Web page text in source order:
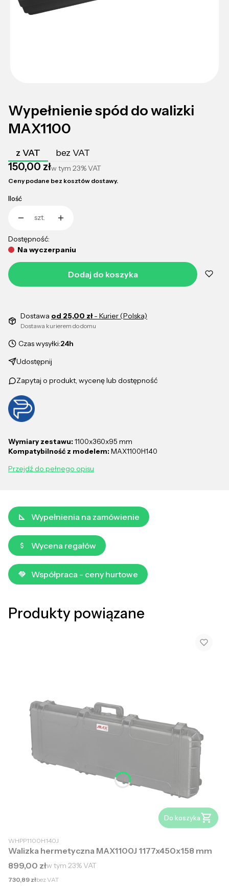
Wypełnienie spód do walizki
MAX1100
z VAT bez VAT
Cena
150,00 złw tym 23%VAT
Ceny podane bez kosztów dostawy.
Ilość
szt.
Dostępność:
Na wyczerpaniu
Dodaj do koszyka
Dostawa od 25,00 zł- Kurier (Polska)
Dostawa kurierem do domu
Czas wysyłki:24h
Udostępnij
Zapytaj o produkt, wycenę lub dostępność
Wymiary zestawu: 1100x360x95 mm
Kompatybilność z modelem: MAX1100H140
Przejdź do pełnego opisu
Wypełnienia na zamówienie
Wycena regałów
Współpraca - ceny hurtowe
Produkty powiązane
Do koszyka
WHPP1100H140J
Walizka hermetyczna MAX1100J 1177x450x158 mm
Cena brutto
899,00 złw tym 23%VAT
Cena netto
730,89 złbez VAT